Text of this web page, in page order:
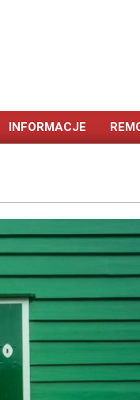
INFORMACJE